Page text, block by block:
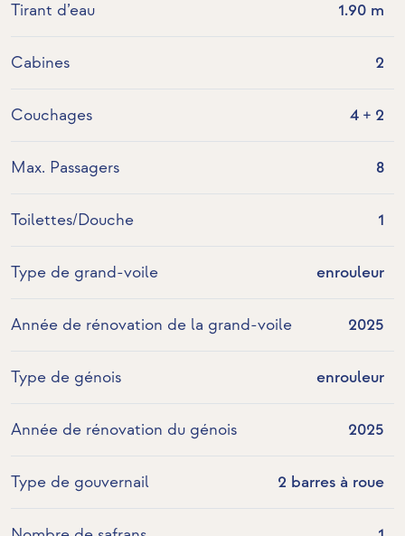
Tirant d’eau 1.90 m
Cabines 2
Couchages 4 + 2
Max. Passagers 8
Toilettes/Douche 1
Type de grand-voile enrouleur
Année de rénovation de la grand-voile 2025
Type de génois enrouleur
Année de rénovation du génois 2025
Type de gouvernail 2 barres à roue